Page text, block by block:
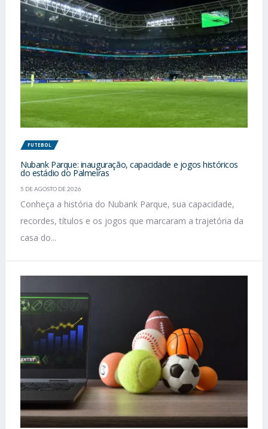
FUTEBOL
Nubank Parque: inauguração, capacidade e jogos históricos
do estádio do Palmeiras
5 DE AGOSTO DE 2026
Conheça a história do Nubank Parque, sua capacidade,
recordes, títulos e os jogos que marcaram a trajetória da
casa do...